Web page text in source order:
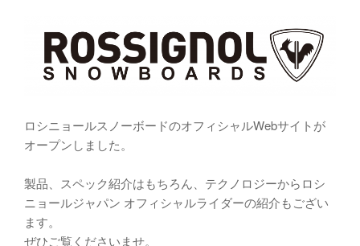
ロシニョールスノーボードのオフィシャルWebサイトが
オープンしました。
製品、スペック紹介はもちろん、テクノロジーからロシ
ニョールジャパン オフィシャルライダーの紹介もござい
ます。
ぜひご覧くださいませ。